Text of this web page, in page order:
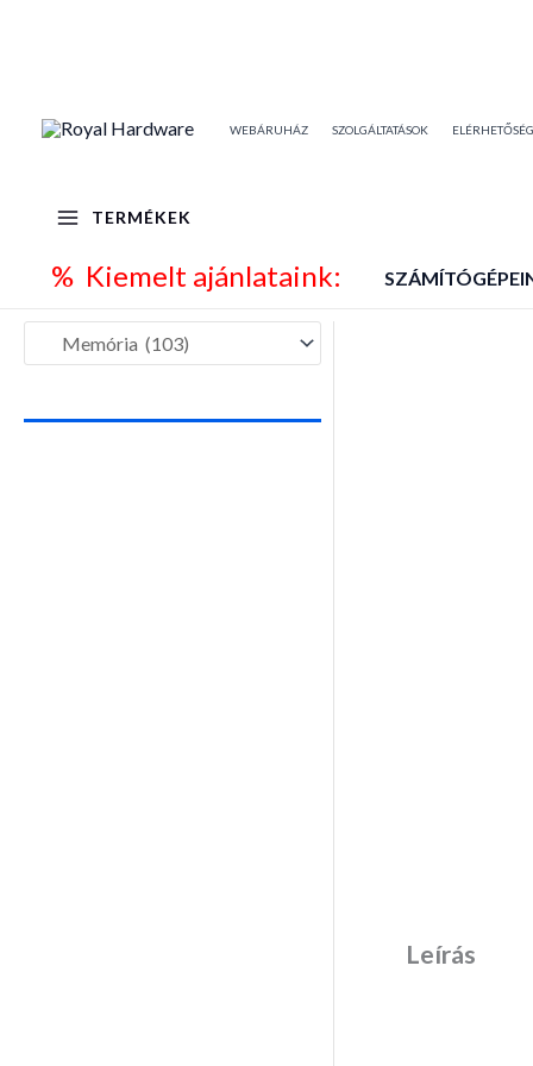
WEBÁRUHÁZ SZOLGÁLTATÁSOK ELÉRHETŐSÉG
TERMÉKEK
% Kiemelt ajánlataink:
Leírás